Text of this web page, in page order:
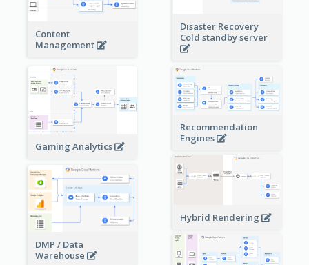
Disaster Recovery
Cold standby server
Content
Management
Gaming Analytics
Recommendation
Engines
Hybrid Rendering
DMP / Data
Warehouse